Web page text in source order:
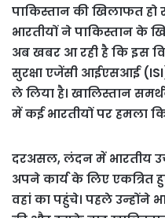
पाकिस्तान की खिलाफत हो
भारतीयों ने पाकिस्तान के
अब खबर आ रही है कि इस
सुरक्षा एजेंसी आईएसआई
ले लिया है। खालिस्तान
में कई भारतीयों पर हमला
दरअसल, लंदन में भारतीय
अपने कार्य के लिए एकत्रित
वहां का पहुंचे। पहले उन्होंने